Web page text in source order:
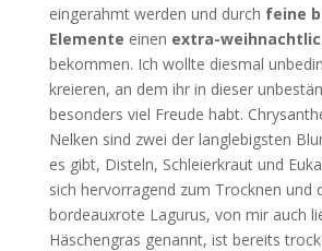
eingerahmt werden und durch feine
Elemente einen extra-
bekommen. Ich wollte diesmal
kreieren, an dem ihr in dieser
besonders viel Freude habt.
Nelken sind zwei der langlebigsten
es gibt, Disteln, Schleierkraut und
sich hervorragend zum Trocknen und
bordeauxrote Lagurus, von mir auch
Häschengras genannt, ist bereits